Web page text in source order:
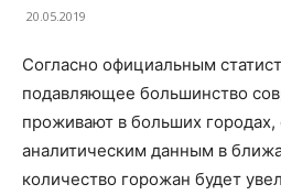
20.05.2019
Согласно официальным
подавляющее большинство
проживают в больших городах,
аналитическим данным в
количество горожан будет